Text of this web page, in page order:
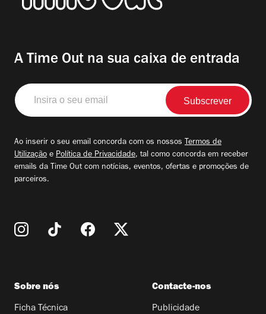
A Time Out na sua caixa de entrada
Insira
o
seu
Ao inserir o seu email concorda com os nossos Termos de
Utilização e Política de Privacidade, tal como concorda em receber
emails da Time Out com notícias, eventos, ofertas e promoções de
parceiros.
Sobre nós
Ficha Técnica
Contacte-nos
Publicidade